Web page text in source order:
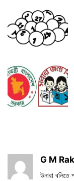
G M
উনারা বলিতে